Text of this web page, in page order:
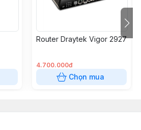
DNS và lọc nội dung web để
có thể tự quản lý và tối đa 100
cung cấp nền tảng quản lý đám
bộ định tuyến và GWN AP
Router Draytek Vigor 2927
4.700.000đ
Chọn mua